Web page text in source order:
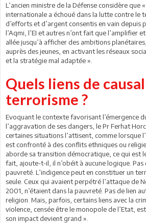
L’ancien ministre de la Défense considère que
internationale a échoué dans la lutte contre le
d’efforts et d’argent consentis en vain depuis
l’Aqmi, l’EI et autres n’ont fait que l’amplifier
allée jusqu’à afficher des ambitions
auprès des jeunes, en activant les réseaux
et la stratégie mal adaptée ».
Quels liens de
terrorisme ?
Evoquant le contexte favorisant l’émergence
l’aggravation de ses dangers, le Pr Ferhat
certaines situations l’attisent, comme lorsque
est confronté à des conflits ethniques ou
aborde sa transition démocratique, ce qui est le
fait, ajoute-t-il, il n’obéit à aucune logique. Pas
pauvreté. L’indigence peut en constituer un
seule. Ceux qui avaient perpétré l’attaque de
2001, n’étaient dans la pauvreté. Pas de lien
religion. Mais, parfois, certains liens avec la
violence, censée être le monopole de l’Etat,
son impact devient grand ».